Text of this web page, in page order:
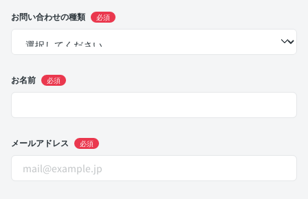
お問い合わせの種類 必須
お名前 必須
メールアドレス 必須